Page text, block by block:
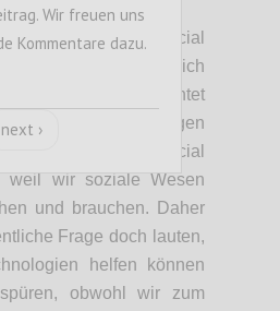
Date:09 DECEMBER 2020
for Social
ich grundsätzlich
diese Frage stellt, erntet
überwachen, verfolgen
Menschen fällt Social
weil wir soziale Wesen
und brauchen. Daher
Frage doch lauten,
helfen können
obwohl wir zum
Wir freuen uns
Kommentare dazu.
next ›